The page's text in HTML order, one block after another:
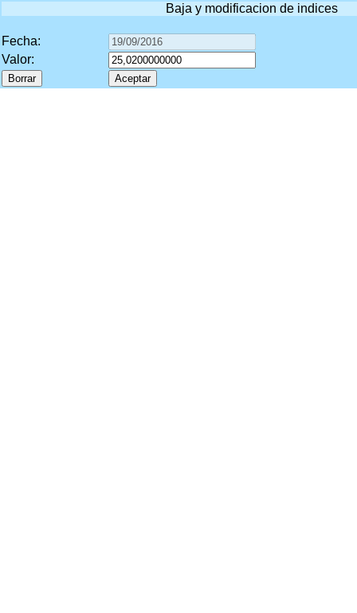
Baja y modificacion de indices
Fecha:
Valor: